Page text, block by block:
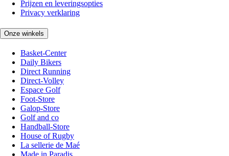
Prijzen en leveringsopties
Privacy verklaring
Onze winkels
Basket-Center
Daily Bikers
Direct Running
Direct-Volley
Espace Golf
Foot-Store
Galop-Store
Golf and co
Handball-Store
House of Rugby
La sellerie de Maé
Made in Paradis